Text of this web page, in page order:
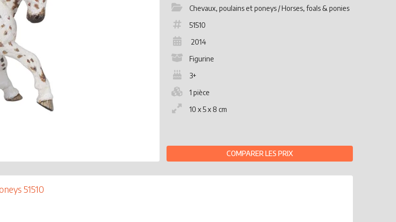
Chevaux, poulains et poneys / Horses, foals & ponies
51510
2014
Figurine
3+
1 pièce
10 x 5 x 8 cm
COMPARER LES PRIX
51510